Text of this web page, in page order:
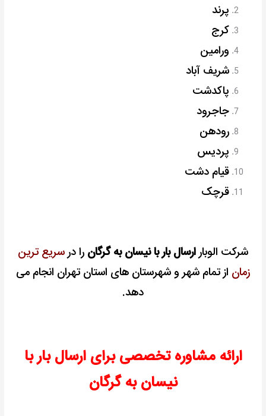
پرند
کرج
ورامین
شریف آباد
پاکدشت
جاجرود
رودهن
پردیس
قیام دشت
قرچک
شرکت الوبارارسال بار با نیسان به گرگان را درسریع ترین
زمان از تمام شهر و شهرستان های استان تهران انجام می
دهد.
ارائه مشاوره تخصصی برای ارسال بار با
نیسان به گرگان